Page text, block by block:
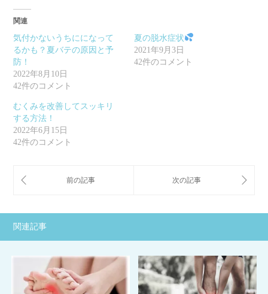
関連
気付かないうちにになって
るかも？夏バテの原因と予
防！
2022年8月10日
42件のコメント
夏の脱水症状
2021年9月3日
42件のコメント
むくみを改善してスッキリ
する方法！
2022年6月15日
42件のコメント
関連記事